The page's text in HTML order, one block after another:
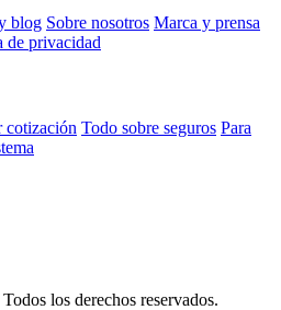
blog Sobre nosotros Marca y prensa
de privacidad
cotización Todo sobre seguros Para
los derechos reservados.